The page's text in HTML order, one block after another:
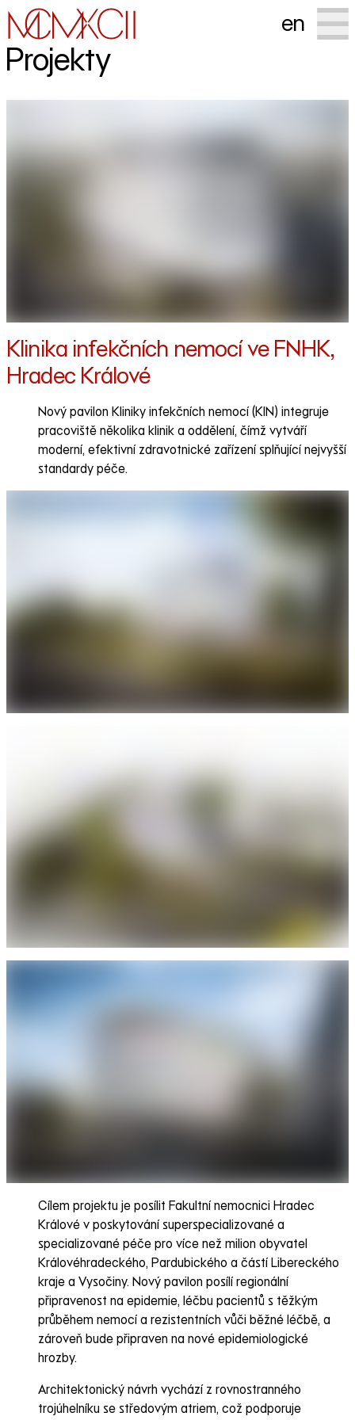
en
Projekty
Klinika infekčních nemocí ve FNHK,
Hradec Králové
Nový pavilon Kliniky infekčních nemocí (KIN) integruje
pracoviště několika klinik a oddělení, čímž vytváří
moderní, efektivní zdravotnické zařízení splňující nejvyšší
standardy péče.
Cílem projektu je posílit Fakultní nemocnici Hradec
Králové v poskytování superspecializované a
specializované péče pro více než milion obyvatel
Královéhradeckého, Pardubického a částí Libereckého
kraje a Vysočiny. Nový pavilon posílí regionální
připravenost na epidemie, léčbu pacientů s těžkým
průběhem nemocí a rezistentních vůči běžné léčbě, a
zároveň bude připraven na nové epidemiologické
hrozby.
Architektonický návrh vychází z rovnostranného
trojúhelníku se středovým atriem, což podporuje